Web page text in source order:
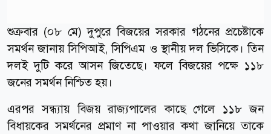
শুক্রবার (০৮ মে) দুপুরে বিজয়ের সরকার গঠনের প্রচেষ্টাকে
সমর্থন জানায় সিপিআই, সিপিএম ও স্থানীয় দল ভিসিকে। তিন
দলই দুটি করে আসন জিতেছে। ফলে বিজয়ের পক্ষে ১১৮
জনের সমর্থন নিশ্চিত হয়।
এরপর সন্ধ্যায় বিজয় রাজ্যপালের কাছে গেলে ১১৮ জন
বিধায়কের সমর্থনের প্রমাণ না পাওয়ার কথা জানিয়ে তাকে